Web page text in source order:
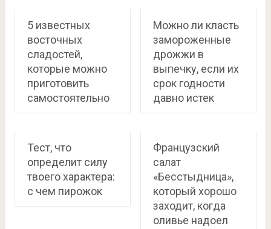
5 известных
восточных
сладостей,
которые можно
приготовить
самостоятельно
Можно ли класть
замороженные
дрожжи в
выпечку, если их
срок годности
давно истек
Тест, что
определит силу
твоего характера:
с чем пирожок
Французский
салат
«Бесстыдница»,
который хорошо
заходит, когда
оливье надоел